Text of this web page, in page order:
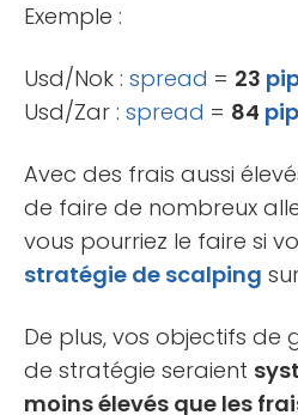
Exemple :
Usd/Nok : spread = 23
Usd/Zar : spread = 84
Avec des frais aussi
de faire de nombreux
vous pourriez le faire si
stratégie de scalping
De plus, vos objectifs de
de stratégie seraient
moins élevés que les